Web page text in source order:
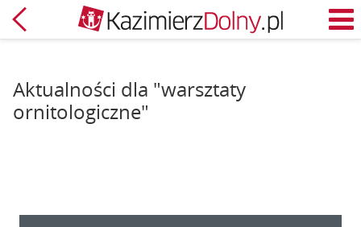
Powrót
Aktualności dla "warsztaty
ornitologiczne"